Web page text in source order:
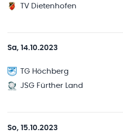
TV Dietenhofen
Sa, 14.10.2023
TG Höchberg
JSG Fürther Land
So, 15.10.2023